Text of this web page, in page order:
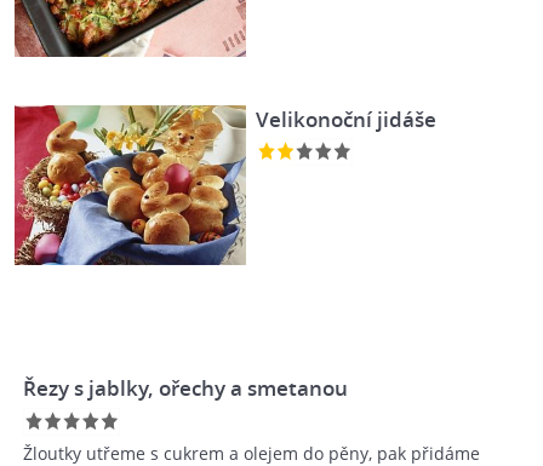
Velikonoční jidáše
Řezy s jablky, ořechy a smetanou
Žloutky utřeme s cukrem a olejem do pěny, pak přidáme